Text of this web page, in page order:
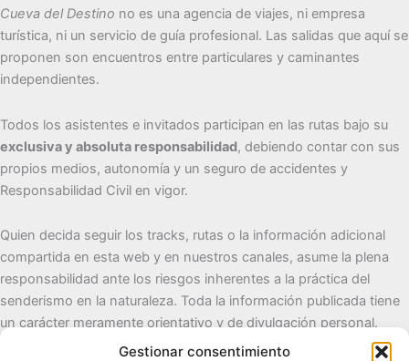
Gestionar consentimiento
Cueva del Destino no es una agencia de viajes, ni empresa
turística, ni un servicio de guía profesional. Las salidas que aquí se
proponen son encuentros entre particulares y caminantes
independientes.
Todos los asistentes e invitados participan en las rutas bajo su
exclusiva y absoluta responsabilidad, debiendo contar con sus
propios medios, autonomía y un seguro de accidentes y
Responsabilidad Civil en vigor.
Quien decida seguir los tracks, rutas o la información adicional
compartida en esta web y en nuestros canales, asume la plena
responsabilidad ante los riesgos inherentes a la práctica del
senderismo en la naturaleza. Toda la información publicada tiene
un carácter meramente orientativo y de divulgación personal.